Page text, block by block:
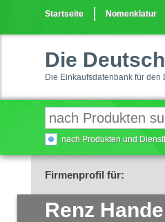
Startseite Nomenklatur
Die
Die Einkaufsdatenbank für
nach Produkten und
Firmenprofil für:
Renz